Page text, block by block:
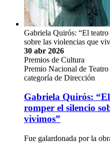
Gabriela Quirós: “El
sobre las violencias que
30 abr 2026
Premios de Cultura
Premio Nacional de
categoría de Dirección
Gabriela Quirós:
romper el silencio
vivimos”
Fue galardonada por la